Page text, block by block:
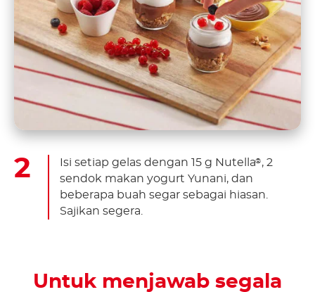
Isi setiap gelas dengan 15 g Nutella® , 2
sendok makan yogurt Yunani, dan
beberapa buah segar sebagai hiasan.
Sajikan segera.
Untuk menjawab segala